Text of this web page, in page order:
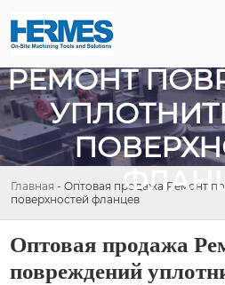
ОПТОВАЯ
РЕМОНТ
Главная - Оптовая продажа Ремонт
поверхностей фланцев
Оптовая продажа
повреждений